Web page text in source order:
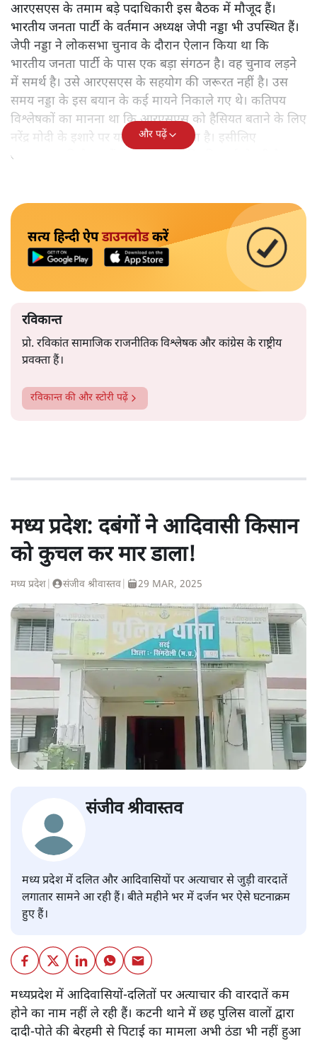
आरएसएस के तमाम बड़े पदाधिकारी इस बैठक में मौजूद हैं।
भारतीय जनता पार्टी के वर्तमान अध्यक्ष जेपी नड्डा भी उपस्थित हैं।
जेपी नड्डा ने लोकसभा चुनाव के दौरान ऐलान किया था कि
भारतीय जनता पार्टी के पास एक बड़ा संगठन है। वह चुनाव लड़ने
में समर्थ है। उसे आरएसएस के सहयोग की जरूरत नहीं है। उस
समय नड्डा के इस बयान के कई मायने निकाले गए थे। कतिपय
विश्लेषकों का मानना था कि आरएसएस को हैसियत बताने के लिए
नरेंद्र मोदी के इशारे पर यह बयान दिया गया है। इसीलिए
आरएसएस की बैठक में नड्डा की उपस्थिति की चर्चा हो रही है।
और पढ़ें
सत्य हिन्दी ऐपडाउनलोडकरें
रविकान्त
प्रो. रविकांत सामाजिक राजनीतिक विश्लेषक और कांग्रेस के राष्ट्रीय
प्रवक्ता हैं।
रविकान्त की और स्टोरी पढ़ें
मध्य प्रदेश: दबंगों ने आदिवासी किसान
को कुचल कर मार डाला!
मध्य प्रदेश संजीव श्रीवास्तव 29 MAR, 2025
संजीव श्रीवास्तव
मध्य प्रदेश में दलित और आदिवासियों पर अत्याचार से जुड़ी वारदातें
लगातार सामने आ रही हैं। बीते महीने भर में दर्जन भर ऐसे घटनाक्रम
हुए हैं।
मध्यप्रदेश में आदिवासियों-दलितों पर अत्याचार की वारदातें कम
होने का नाम नहीं ले रही हैं। कटनी थाने में छह पुलिस वालों द्वारा
दादी-पोते की बेरहमी से पिटाई का मामला अभी ठंडा भी नहीं हुआ